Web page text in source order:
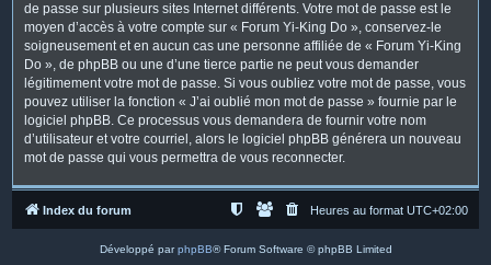
de passe sur plusieurs sites Internet différents. Votre mot de passe est le
moyen d’accès à votre compte sur « Forum Yi-King Do », conservez-le
soigneusement et en aucun cas une personne affiliée de « Forum Yi-King
Do », de phpBB ou une d’une tierce partie ne peut vous demander
légitimement votre mot de passe. Si vous oubliez votre mot de passe, vous
pouvez utiliser la fonction « J’ai oublié mon mot de passe » fournie par le
logiciel phpBB. Ce processus vous demandera de fournir votre nom
d’utilisateur et votre courriel, alors le logiciel phpBB générera un nouveau
mot de passe qui vous permettra de vous reconnecter.
Index du forum Heures au format UTC+02:00
Développé parphpBB® Forum Software © phpBB Limited